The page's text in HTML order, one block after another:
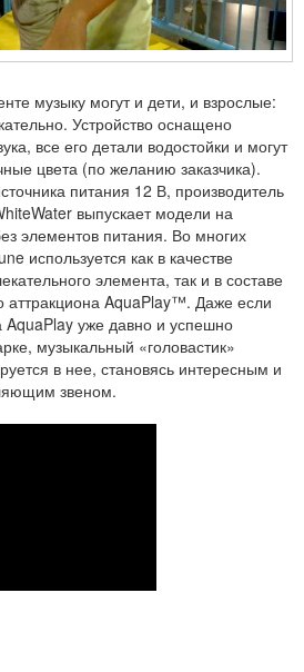
музыку могут и дети, и взрослые:
Устройство оснащено
все его детали водостойки и могут
цвета (по желанию заказчика).
питания 12 В, производитель
выпускает модели на
элементов питания. Во многих
используется как в качестве
элемента, так и в составе
аттракциона AquaPlay™. Даже если
AquaPlay уже давно и успешно
музыкальный «головастик»
в нее, становясь интересным и
звеном.